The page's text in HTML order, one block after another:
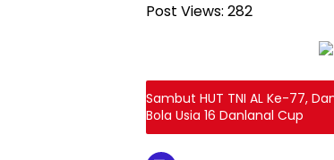
Post Views: 282
Sambut HUT TNI AL Ke-77,
Bola Usia 16 Danlanal Cup